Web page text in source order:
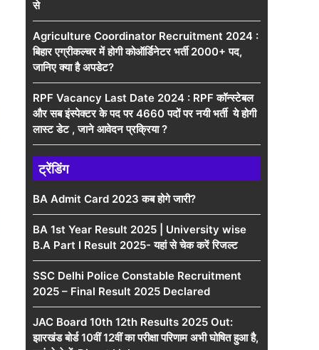
से
Agriculture Coordinator Recruitment 2024 :
बिहार एग्रीकल्चर में होगी कोऑर्डिनेटर भर्ती 2000+ पद,
जानिए क्या है अपडेट?
RPF Vacancy Last Date 2024 : RPF कॉन्स्टेबल
और सब इंस्पेक्टर के पद पर 4660 पदों पर नयी भर्ती ये होगी
लास्ट डेट , जाने आवेदन प्रक्रिया ?
ट्रेंडिंग
BA Admit Card 2023 कब होगे जारी?
BA 1st Year Result 2025 | University wise
B.A Part I Result 2025- यहां से चेक करें रिजल्ट
SSC Delhi Police Constable Recruitment
2025 – Final Result 2025 Declared
JAC Board 10th 12th Results 2025 Out:
झारखंड बोर्ड 10वीं 12वीं का परीक्षा परिणाम अभी घोषित हुआ है,